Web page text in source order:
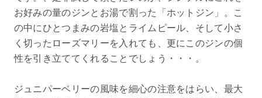
お好みの量のジンとお湯で割った「ホットジン」。こ
の中にひとつまみの岩塩とライムピール、そして小さ
く切ったローズマリーを入れても、更にこのジンの個
性を引き立ててくれることでしょう・・・。
ジュニパーベリーの風味を細心の注意をはらい、最大